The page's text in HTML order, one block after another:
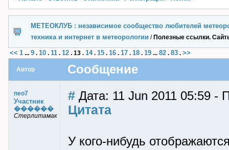
МЕТЕОКЛУБ : независимое сообщество любителей
техника и интернет в метеорологии / Полезные ссылки.
<< 1 ... 9 . 10 . 11 . 12 . 13 . 14. 15 . 16 . 17 . 18 . 19 ... 82 . 83 . >>
Автор Сообщение
neo7
Участник
������
Стерлитамак
# Дата: 11 Jun 2011 05:59 -
Цитата
У кого-нибудь